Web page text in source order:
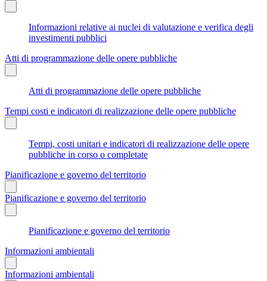
Informazioni relative ai nuclei di valutazione e verifica degli
investimenti pubblici
Atti di programmazione delle opere pubbliche
Atti di programmazione delle opere pubbliche
Tempi costi e indicatori di realizzazione delle opere pubbliche
Tempi, costi unitari e indicatori di realizzazione delle opere
pubbliche in corso o completate
Pianificazione e governo del territorio
Pianificazione e governo del territorio
Pianificazione e governo del territorio
Informazioni ambientali
Informazioni ambientali